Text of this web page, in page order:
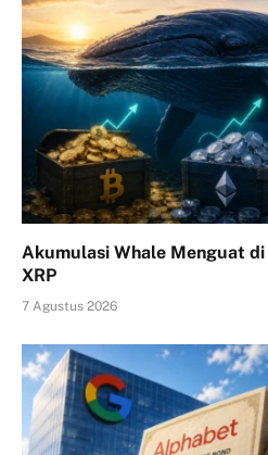
Akumulasi Whale Menguat
XRP
7 Agustus 2026